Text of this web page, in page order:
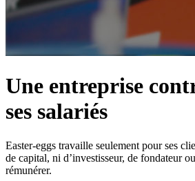
Une entreprise
ses salariés
Easter-eggs travaille seulement pour ses
de capital, ni d’investisseur, de fondateur
rémunérer.